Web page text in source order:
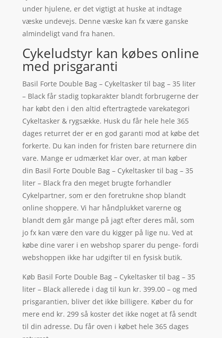
under hjulene, er det vigtigt at huske at indtage
væske undevejs. Denne væske kan fx være ganske
almindeligt vand fra hanen.
Cykeludstyr kan købes online
med prisgaranti
Basil Forte Double Bag – Cykeltasker til bag – 35 liter
– Black får stadig topkarakter blandt forbrugerne der
har købt den i den altid eftertragtede varekategori
Cykeltasker & rygsække. Husk du får hele hele 365
dages returret der er en god garanti mod at købe det
forkerte. Du kan inden for fristen bare returnere din
vare. Mange er udmærket klar over, at man køber
din Basil Forte Double Bag – Cykeltasker til bag – 35
liter – Black fra den meget brugte forhandler
Cykelpartner, som er den foretrukne shop blandt
online shoppere. Vi har håndplukket varerne og
blandt dem går mange på jagt efter deres mål, som
jo fx kan være den vare du kigger på lige nu. Ved at
købe dine varer i en webshop sparer du penge- fordi
webshoppen ikke har udgifter til en fysisk butik.
Køb Basil Forte Double Bag – Cykeltasker til bag – 35
liter – Black allerede i dag til kun kr. 399.00 – og med
prisgarantien, bliver det ikke billigere. Køber du for
mere end kr. 299 så koster det ikke noget at få sendt
til din adresse. Du får oven i købet hele 365 dages